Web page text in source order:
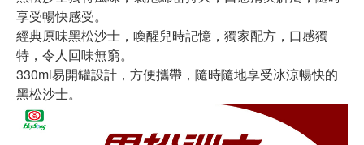
享受暢快感受。
經典原味黑松沙士，喚醒兒時記憶，獨家配方，口感獨
特，令人回味無窮。
330ml易開罐設計，方便攜帶，隨時隨地享受冰涼暢快的
黑松沙士。